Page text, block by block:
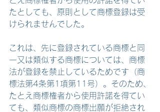
たとしても、原則として商標登録は受
けられませんでした。
これは、先に登録されている商標と同
一又は類似する商標については、商標
法が登録を禁止しているためです（商
標法第4条第1項第11号）。そのため、
たとえ商標権者から使用許諾を得てい
ても、類似商標の商標出願が拒絶され